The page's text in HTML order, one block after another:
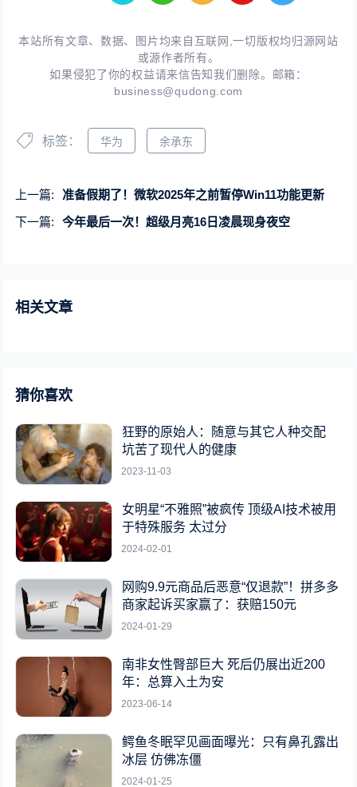
本站所有文章、数据、图片均来自互联网,一切版权均归源网站
或源作者所有。
如果侵犯了你的权益请来信告知我们删除。邮箱：
business@qudong.com
标签： 华为 余承东
上一篇:
准备假期了！微软2025年之前暂停Win11功能更新
下一篇:
今年最后一次！超级月亮16日凌晨现身夜空
相关文章
猜你喜欢
狂野的原始人：随意与其它人种交配
坑苦了现代人的健康
2023-11-03
女明星“不雅照”被疯传 顶级AI技术被用
于特殊服务 太过分
2024-02-01
网购9.9元商品后恶意“仅退款”！拼多多
商家起诉买家赢了：获赔150元
2024-01-29
南非女性臀部巨大 死后仍展出近200
年：总算入土为安
2023-06-14
鳄鱼冬眠罕见画面曝光：只有鼻孔露出
冰层 仿佛冻僵
2024-01-25